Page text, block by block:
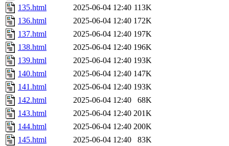
135.html
2025-06-04 12:40 113K
136.html
2025-06-04 12:40 172K
137.html
2025-06-04 12:40 197K
138.html
2025-06-04 12:40 196K
139.html
2025-06-04 12:40 193K
140.html
2025-06-04 12:40 147K
141.html
2025-06-04 12:40 193K
142.html
2025-06-04 12:40
68K
143.html
2025-06-04 12:40 201K
144.html
2025-06-04 12:40 200K
145.html
2025-06-04 12:40
83K